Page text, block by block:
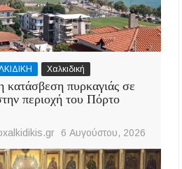
Χαλκιδική
κατάσβεση πυρκαγιάς σε
περιοχή του Πόρτο
6 Αυγούστου, 2026